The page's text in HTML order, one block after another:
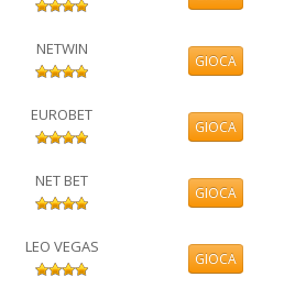
NETWIN
GIOCA
EUROBET
GIOCA
NET BET
GIOCA
LEO VEGAS
GIOCA